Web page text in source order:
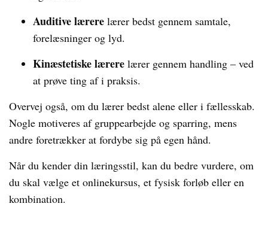
Auditive lærere lærer bedst gennem samtale,
forelæsninger og lyd.
Kinæstetiske lærere lærer gennem handling – ved
at prøve ting af i praksis.
Overvej også, om du lærer bedst alene eller i fællesskab.
Nogle motiveres af gruppearbejde og sparring, mens
andre foretrækker at fordybe sig på egen hånd.
Når du kender din læringsstil, kan du bedre vurdere, om
du skal vælge et onlinekursus, et fysisk forløb eller en
kombination.